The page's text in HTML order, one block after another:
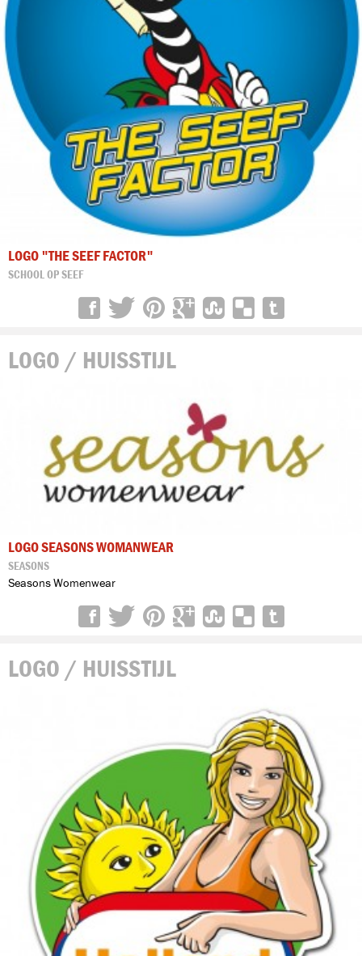
LOGO "THE SEEF FACTOR"
SCHOOL OP SEEF
LOGO / HUISSTIJL
LOGO SEASONS WOMANWEAR
SEASONS
Seasons Womenwear
LOGO / HUISSTIJL